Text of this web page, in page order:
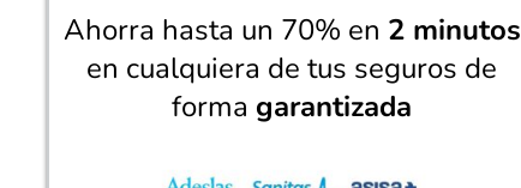
Ahorra hasta un 70% en 2 minutos
en cualquiera de tus seguros de
forma garantizada